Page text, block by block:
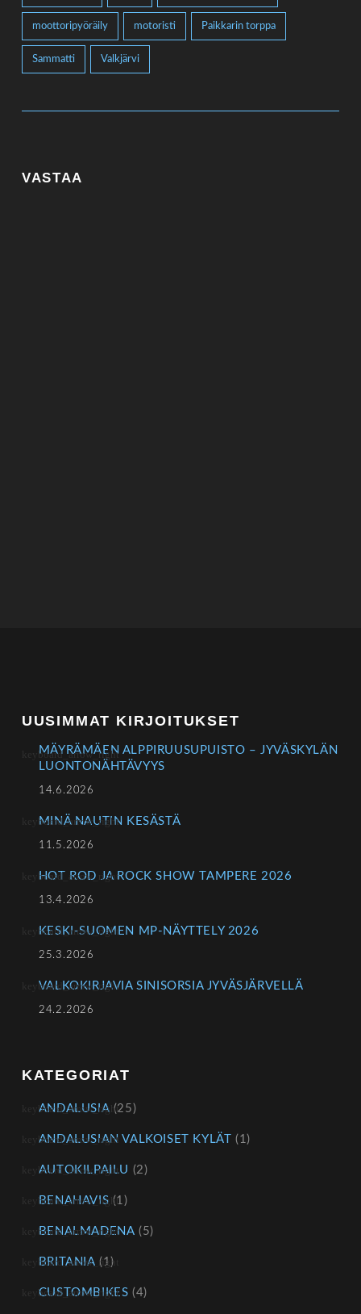
moottoripyöräily motoristi Paikkarin torppa
Sammatti Valkjärvi
VASTAA
UUSIMMAT KIRJOITUKSET
MÄYRÄMÄEN ALPPIRUUSUPUISTO – JYVÄSKYLÄN
LUONTONÄHTÄVYYS
14.6.2026
MINÄ NAUTIN KESÄSTÄ
11.5.2026
HOT ROD JA ROCK SHOW TAMPERE 2026
13.4.2026
KESKI-SUOMEN MP-NÄYTTELY 2026
25.3.2026
VALKOKIRJAVIA SINISORSIA JYVÄSJÄRVELLÄ
24.2.2026
KATEGORIAT
ANDALUSIA (25)
ANDALUSIAN VALKOISET KYLÄT (1)
AUTOKILPAILU (2)
BENAHAVIS (1)
BENALMADENA (5)
BRITANIA (1)
CUSTOMBIKES (4)